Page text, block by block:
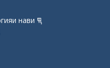
нави ҶТ